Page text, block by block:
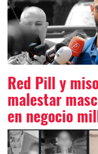
Red Pill y
malestar
en negocio